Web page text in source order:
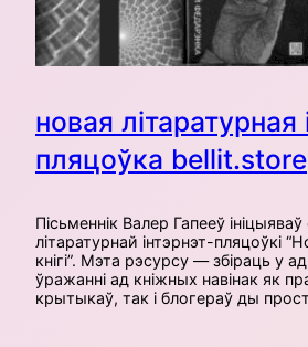
новая літаратурная
пляцоўка bellit.store
Пісьменнік Валер Гапееў
літаратурнай інтэрнэт-пляцоўкі
кнігі”. Мэта рэсурсу — збіраць у
ўражанні ад кніжных навінак як
крытыкаў, так і блогераў ды